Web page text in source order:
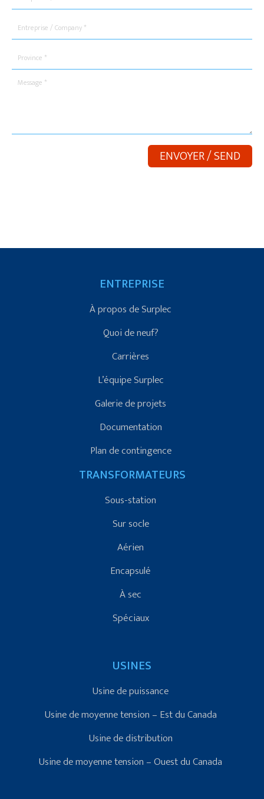
ENTREPRISE
À propos de Surplec
Quoi de neuf?
Carrières
L’équipe Surplec
Galerie de projets
Documentation
Plan de contingence
TRANSFORMATEURS
Sous-station
Sur socle
Aérien
Encapsulé
À sec
Spéciaux
USINES
Usine de puissance
Usine de moyenne tension – Est du Canada
Usine de distribution
Usine de moyenne tension – Ouest du Canada